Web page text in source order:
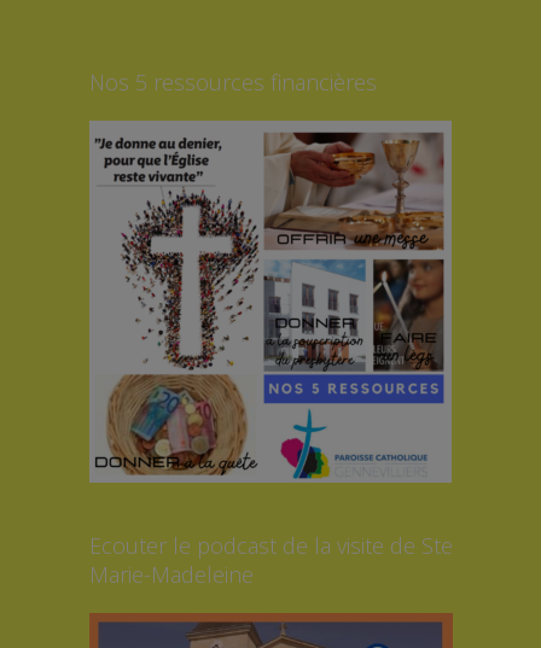
Nos 5 ressources financières
Ecouter le podcast de la visite de Ste
Marie-Madeleine